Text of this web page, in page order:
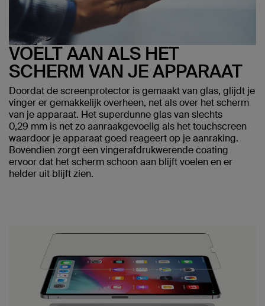
VOELT AAN ALS HET
SCHERM VAN JE APPARAAT
Doordat de screenprotector is gemaakt van glas, glijdt je
vinger er gemakkelijk overheen, net als over het scherm
van je apparaat. Het superdunne glas van slechts
0,29 mm is net zo aanraakgevoelig als het touchscreen
waardoor je apparaat goed reageert op je aanraking.
Bovendien zorgt een vingerafdrukwerende coating
ervoor dat het scherm schoon aan blijft voelen en er
helder uit blijft zien.